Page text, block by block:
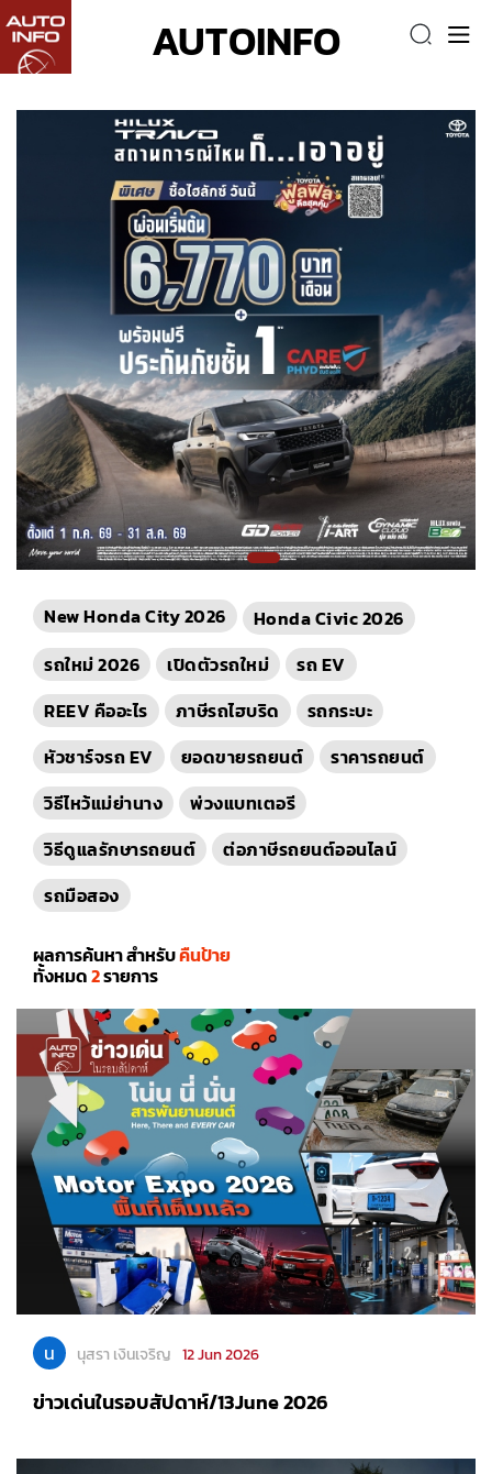
AUTOINFO
New Honda City 2026
Honda Civic 2026
รถใหม่ 2026
เปิดตัวรถใหม่
รถ EV
REEV คืออะไร
ภาษีรถไฮบริด
รถกระบะ
หัวชาร์จรถ EV
ยอดขายรถยนต์
ราคารถยนต์
วิธีไหว้แม่ย่านาง
พ่วงแบทเตอรี
วิธีดูแลรักษารถยนต์
ต่อภาษีรถยนต์ออนไลน์
รถมือสอง
ผลการค้นหา สำหรับคืนป้าย
ทั้งหมด2รายการ
น นุสรา เงินเจริญ 12 Jun 2026
ข่าวเด่นในรอบสัปดาห์/13June 2026